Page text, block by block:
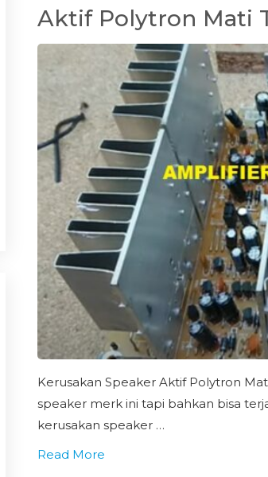
Aktif Polytron Mati
Kerusakan Speaker Aktif Polytron
speaker merk ini tapi bahkan bisa
kerusakan speaker …
Read More